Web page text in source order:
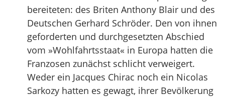
bereiteten: des Briten Anthony Blair und des
Deutschen Gerhard Schröder. Den von ihnen
geforderten und durchgesetzten Abschied
vom »Wohlfahrtsstaat« in Europa hatten die
Franzosen zunächst schlicht verweigert.
Weder ein Jacques Chirac noch ein Nicolas
Sarkozy hatten es gewagt, ihrer Bevölkerung